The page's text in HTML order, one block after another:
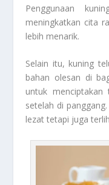
Penggunaan
meningkatkan cita
lebih menarik.
Selain itu, kuning
bahan olesan di
untuk menciptakan
setelah di
lezat tetapi juga